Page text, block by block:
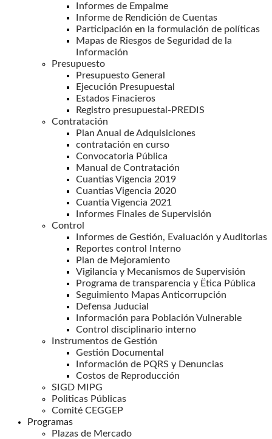
Informes de Empalme
Informe de Rendición de Cuentas
Participación en la formulación de políticas
Mapas de Riesgos de Seguridad de la
Información
Presupuesto
Presupuesto General
Ejecución Presupuestal
Estados Finacieros
Registro presupuestal-PREDIS
Contratación
Plan Anual de Adquisiciones
contratación en curso
Convocatoria Pública
Manual de Contratación
Cuantias Vigencia 2019
Cuantias Vigencia 2020
Cuantia Vigencia 2021
Informes Finales de Supervisión
Control
Informes de Gestión, Evaluación y Auditorias
Reportes control Interno
Plan de Mejoramiento
Vigilancia y Mecanismos de Supervisión
Programa de transparencia y Ëtica Pública
Seguimiento Mapas Anticorrupción
Defensa Juducial
Información para Población Vulnerable
Control disciplinario interno
Instrumentos de Gestión
Gestión Documental
Información de PQRS y Denuncias
Costos de Reproducción
SIGD MIPG
Politicas Públicas
Comité CEGGEP
Programas
Plazas de Mercado